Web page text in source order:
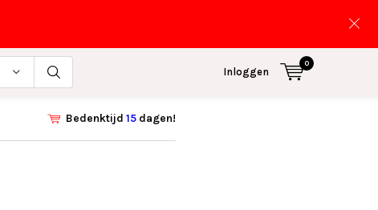
Inloggen
0
Bedenktijd 15 dagen!